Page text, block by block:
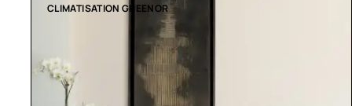
COLLECTION LT